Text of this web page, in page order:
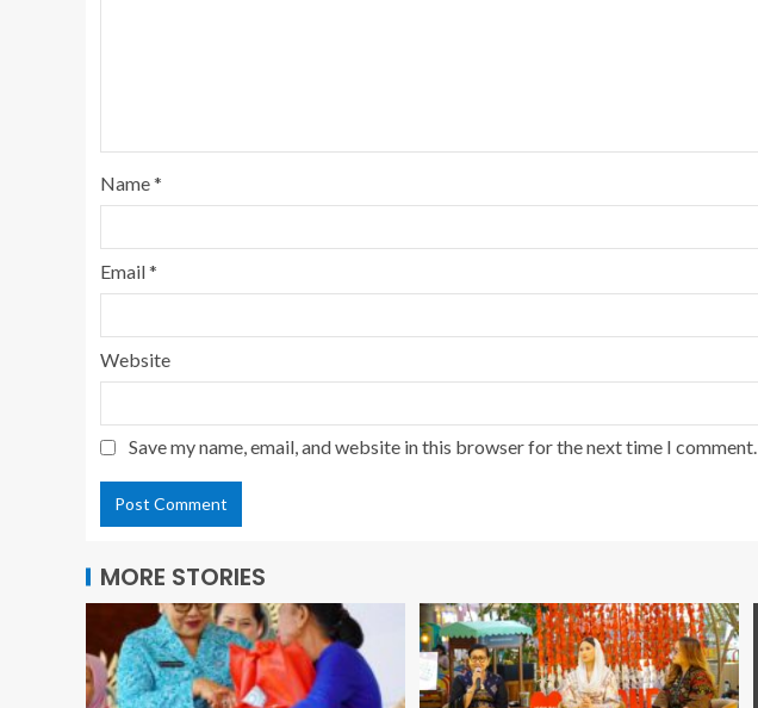
Name*
Email*
Website
Save my name, email, and website in this browser for the next time I comment.
MORE STORIES